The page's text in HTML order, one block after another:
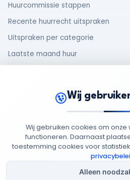
Huurcommissie stappen
Recente huurrecht uitspraken
Uitspraken per categorie
Laatste maand huur
Rechten van huurders
© 2026 MijnHuurdossier
Privacy
Cookie
Beleid
Wij
Wij gebruiken cookies om
functioneren. Daarnaast
toestemming cookies voor
Alleen